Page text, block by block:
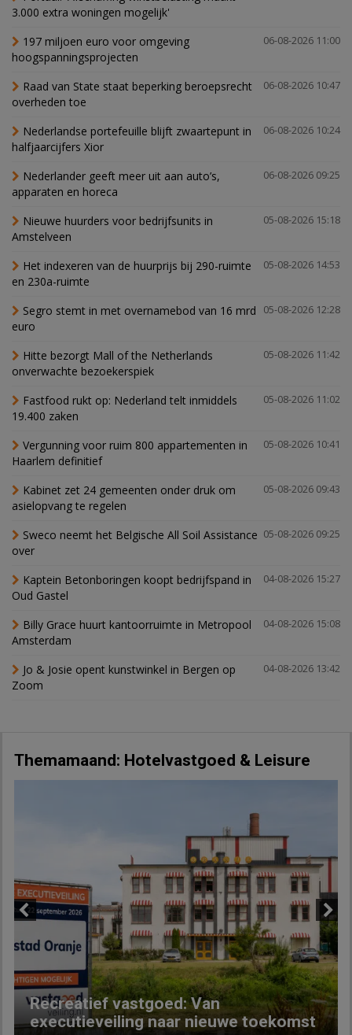
3.000 extra woningen mogelijk'
06-08-2026 11:00
197 miljoen euro voor omgeving
hoogspanningsprojecten
06-08-2026 10:47
Raad van State staat beperking beroepsrecht
overheden toe
06-08-2026 10:24
Nederlandse portefeuille blijft zwaartepunt in
halfjaarcijfers Xior
06-08-2026 09:25
Nederlander geeft meer uit aan auto’s,
apparaten en horeca
05-08-2026 15:18
Nieuwe huurders voor bedrijfsunits in
Amstelveen
05-08-2026 14:53
Het indexeren van de huurprijs bij 290-ruimte
en 230a-ruimte
05-08-2026 12:28
Segro stemt in met overnamebod van 16 mrd
euro
05-08-2026 11:42
Hitte bezorgt Mall of the Netherlands
onverwachte bezoekerspiek
05-08-2026 11:02
Fastfood rukt op: Nederland telt inmiddels
19.400 zaken
05-08-2026 10:41
Vergunning voor ruim 800 appartementen in
Haarlem definitief
05-08-2026 09:43
Kabinet zet 24 gemeenten onder druk om
asielopvang te regelen
05-08-2026 09:25
Sweco neemt het Belgische All Soil Assistance
over
04-08-2026 15:27
Kaptein Betonboringen koopt bedrijfspand in
Oud Gastel
04-08-2026 15:08
Billy Grace huurt kantoorruimte in Metropool
Amsterdam
04-08-2026 13:42
Jo & Josie opent kunstwinkel in Bergen op
Zoom
Themamaand: Hotelvastgoed & Leisure
Recreatief vastgoed: Van
executieveiling naar nieuwe toekomst
Next